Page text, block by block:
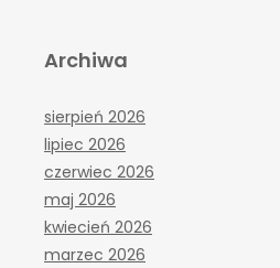
Archiwa
sierpień 2026
lipiec 2026
czerwiec 2026
maj 2026
kwiecień 2026
marzec 2026